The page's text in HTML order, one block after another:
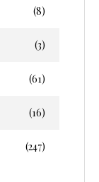
(8)
(3)
(61)
(16)
(247)